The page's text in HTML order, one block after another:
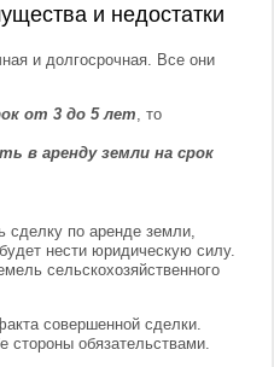
и недостатки
и долгосрочная. Все они
от 3 до 5 лет, то
в аренду земли на срок
сделку по аренде земли,
нести юридическую силу.
сельскохозяйственного
совершенной сделки.
стороны обязательствами.